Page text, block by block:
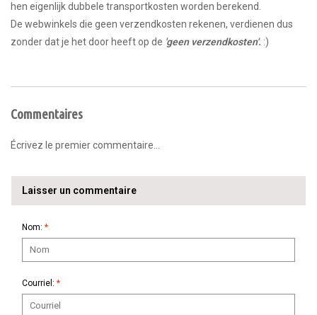
hen eigenlijk dubbele transportkosten worden berekend.
De webwinkels die geen verzendkosten rekenen, verdienen dus
zonder dat je het door heeft op de 'geen verzendkosten'. :)
Commentaires
Écrivez le premier commentaire...
Laisser un commentaire
Nom: *
Courriel: *